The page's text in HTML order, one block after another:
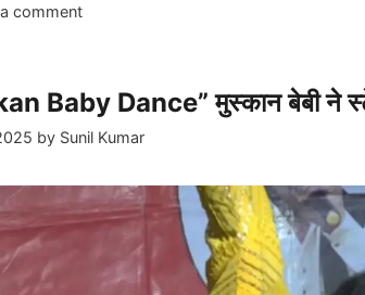
comment
Baby Dance” मुस्कान बेबी ने
by Sunil Kumar